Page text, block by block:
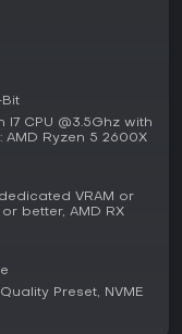
ama em meio
familiares se
as
que valorizam
atmosférica, em
e estilo
positiva em
118 avaliações de
elogiam
I7 CPU @3.5Ghz with
Ryzen 5 2600X
VRAM or
better, AMD RX
Preset, NVME